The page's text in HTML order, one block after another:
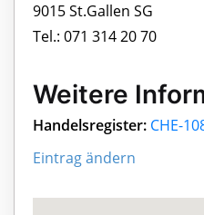
9015 St.Gallen SG
Tel.: 071 314 20 70
Weitere
Handelsregister: CHE-
Eintrag ändern